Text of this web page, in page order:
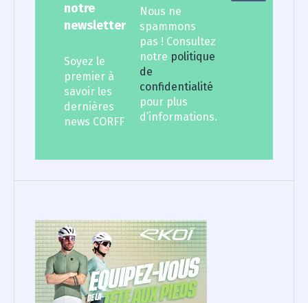
notre
newsletter
Soyez le
premier à
savoir les
dernières
news CORFF
Nous ne
spammons
pas ! Consultez
notre politique
de
confidentialité
pour plus
d’informations.